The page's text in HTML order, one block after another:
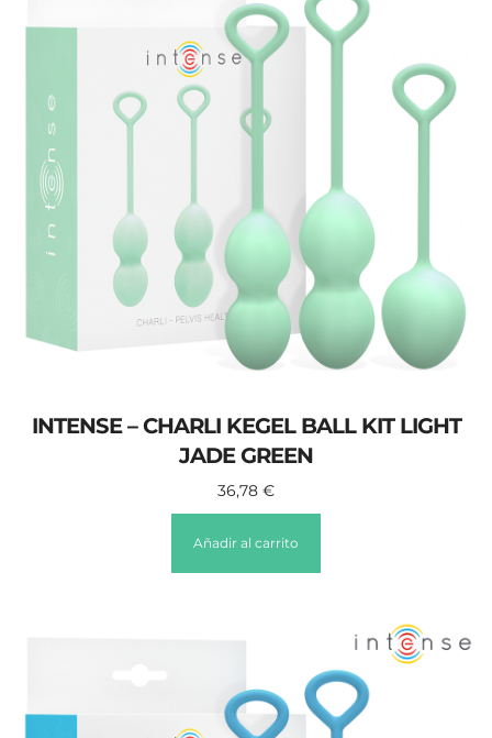
INTENSE – CHARLI KEGEL BALL KIT LIGHT
JADE GREEN
36,78 €
Añadir al carrito